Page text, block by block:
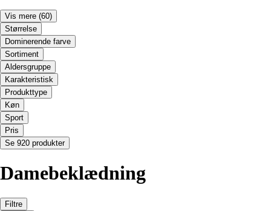
Vis mere (60)
Størrelse
Dominerende farve
Sortiment
Aldersgruppe
Karakteristisk
Produkttype
Køn
Sport
Pris
Se 920 produkter
Damebeklædning
Filtre